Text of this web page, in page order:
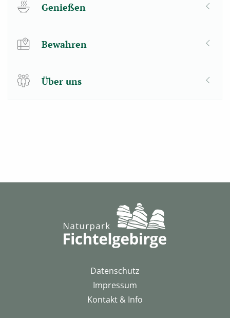
Genießen
Bewahren
Über uns
Datenschutz
Impressum
Kontakt & Info